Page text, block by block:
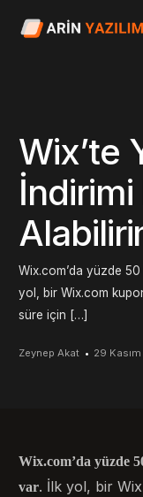
Wix’te
İndirimi
Wix.com’da yüzde
yol, bir Wix.com
süre için […]
Zeynep Akat 29
Wix.com’da yüzde
var. İlk yol, bir